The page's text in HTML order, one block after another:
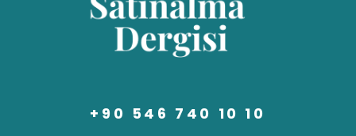
+90 546 740 10 10